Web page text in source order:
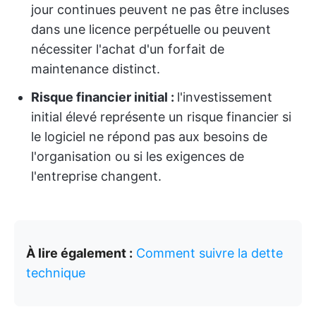
jour continues peuvent ne pas être incluses
dans une licence perpétuelle ou peuvent
nécessiter l'achat d'un forfait de
maintenance distinct.
Risque financier initial : l'investissement
initial élevé représente un risque financier si
le logiciel ne répond pas aux besoins de
l'organisation ou si les exigences de
l'entreprise changent.
À lire également : Comment suivre la dette
technique